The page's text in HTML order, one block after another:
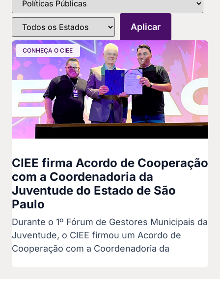
CONHEÇA O CIEE
CIEE firma Acordo de Cooperação
com a Coordenadoria da
Juventude do Estado de São
Paulo
Durante o 1º Fórum de Gestores Municipais da
Juventude, o CIEE firmou um Acordo de
Cooperação com a Coordenadoria da